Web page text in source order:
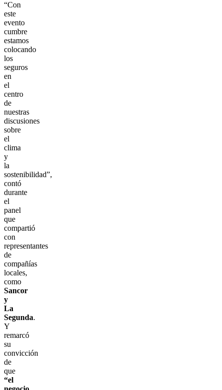
“Con
este
evento
cumbre
estamos
colocando
los
seguros
en
el
centro
de
nuestras
discusiones
sobre
el
clima
y
la
sostenibilidad”,
contó
durante
el
panel
que
compartió
con
representantes
de
compañías
locales,
como
Sancor
y
La
Segunda.
Y
remarcó
su
convicción
de
que
“el